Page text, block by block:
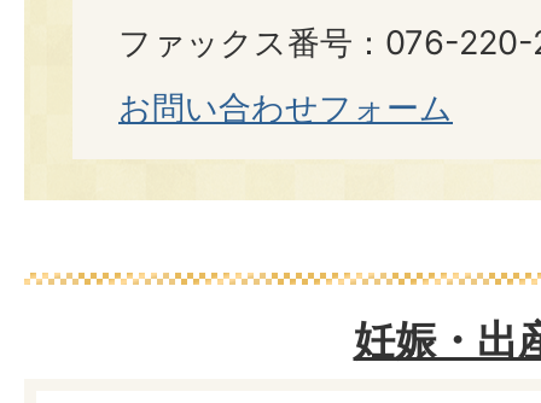
ファックス番号：076-220-
お問い合わせフォーム
妊娠・出